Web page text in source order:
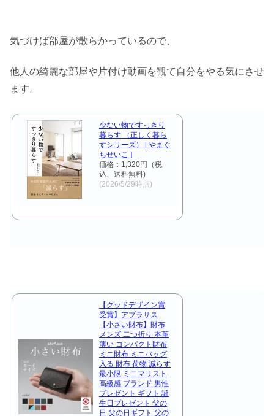
気づけば部屋が散らかっているので、
他人の綺麗な部屋や片付け動画を観て自分をやる気にさせ
ます。
少ない物ですっきり
暮らす （正しく暮ら
すシリーズ） [ やまぐ
ちせいこ ]
価格：1,320円（税
込、送料無料)
(2026/5/29時点)
【グッドデザイン賞
受賞】アブラサス
【小さい財布】財布
メンズ 二つ折り 本革
薄い コンパクト財布
ミニ財布 ミニバッグ
入る 財布 荷物 減らす
最小限 ミニマリスト
高級感 ブランド 男性
プレゼント ギフト 誕
生日プレゼント 父の
日 父の日ギフト 父の